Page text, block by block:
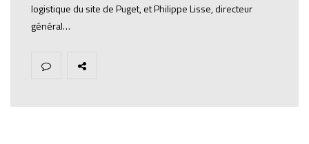
logistique du site de Puget, et Philippe Lisse, directeur
général…